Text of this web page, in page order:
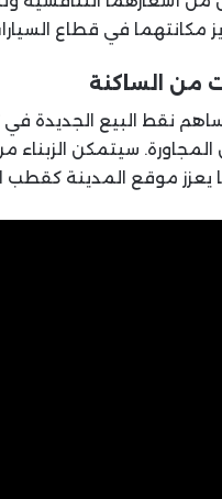
مكانتهما في قطاع
من الساكنة
نقط البيع الجديدة
المجاورة. سيتمكن
يعزز موقع المدينة كقطب